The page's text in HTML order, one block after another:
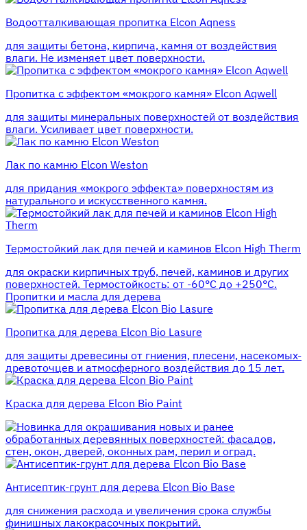
Водоотталкивающая пропитка Elcon Aqness
для защиты бетона, кирпича, камня от воздействия
влаги. Не изменяет цвет поверхности.
Пропитка с эффектом «мокрого камня» Elcon Aqwell
для защиты минеральных поверхностей от воздействия
влаги. Усиливает цвет поверхности.
Лак по камню Elcon Weston
для придания «мокрого эффекта» поверхностям из
натурального и искусственного камня.
Термостойкий лак для печей и каминов Elcon High Therm
для окраски кирпичных труб, печей, каминов и других
поверхностей. Термостойкость: от -60°С до +250°С.
Пропитки и масла для дерева
Пропитка для дерева Elcon Bio Lasure
для защиты древесины от гниения, плесени, насекомых-
древоточцев и атмосферного воздействия до 15 лет.
Краска для дерева Elcon Bio Paint
для окрашивания новых и ранее
обработанных деревянных поверхностей: фасадов,
стен, окон, дверей, оконных рам, перил и оград.
Антисептик-грунт для дерева Elcon Bio Base
для снижения расхода и увеличения срока службы
финишных лакокрасочных покрытий.